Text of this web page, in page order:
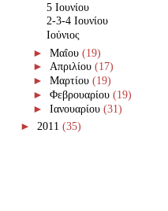
5 Ιουνίου
2-3-4 Ιουνίου
Ιούνιος
►Μαΐου(19)
►Απριλίου(17)
►Μαρτίου(19)
►Φεβρουαρίου(19)
►Ιανουαρίου(31)
► 2011 (35)